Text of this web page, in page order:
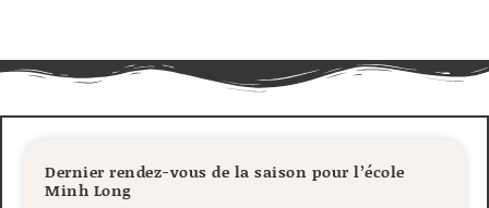
Dernier rendez-vous de la saison pour l’école
Minh Long